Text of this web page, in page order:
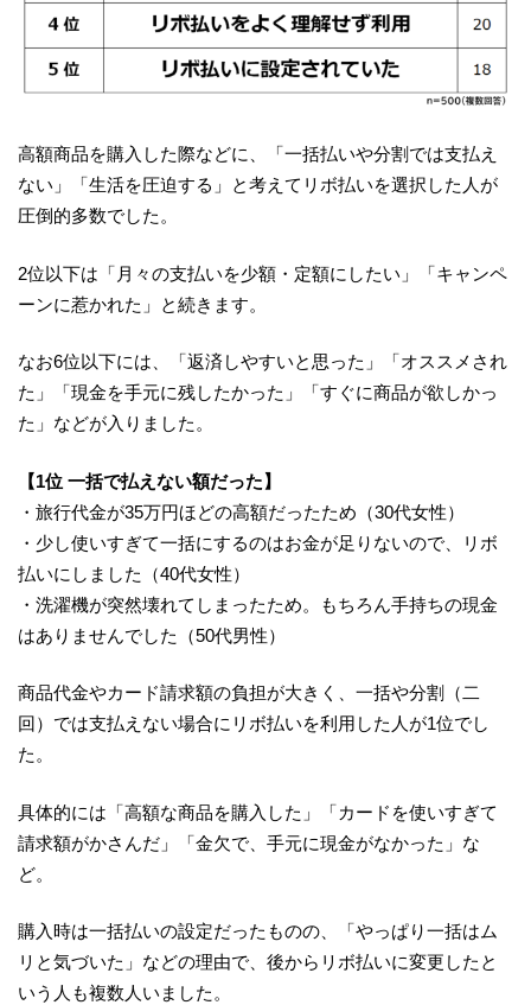
高額商品を購入した際などに、「一括払いや分割では支払え
ない」「生活を圧迫する」と考えてリボ払いを選択した人が
圧倒的多数でした。
2位以下は「月々の支払いを少額・定額にしたい」「キャンペ
ーンに惹かれた」と続きます。
なお6位以下には、「返済しやすいと思った」「オススメされ
た」「現金を手元に残したかった」「すぐに商品が欲しかっ
た」などが入りました。
【1位 一括で払えない額だった】
・旅行代金が35万円ほどの高額だったため（30代女性）
・少し使いすぎて一括にするのはお金が足りないので、リボ
払いにしました（40代女性）
・洗濯機が突然壊れてしまったため。もちろん手持ちの現金
はありませんでした（50代男性）
商品代金やカード請求額の負担が大きく、一括や分割（二
回）では支払えない場合にリボ払いを利用した人が1位でし
た。
具体的には「高額な商品を購入した」「カードを使いすぎて
請求額がかさんだ」「金欠で、手元に現金がなかった」な
ど。
購入時は一括払いの設定だったものの、「やっぱり一括はム
リと気づいた」などの理由で、後からリボ払いに変更したと
いう人も複数人いました。